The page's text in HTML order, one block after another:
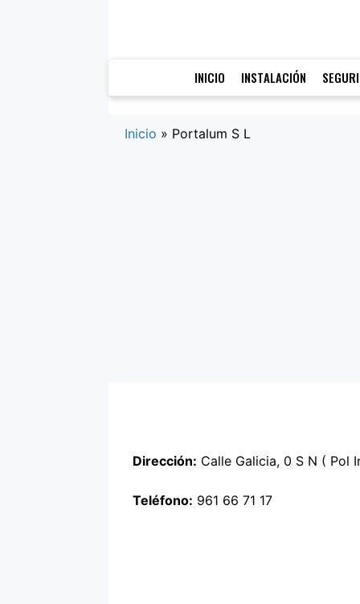
INICIO INSTALACIÓN
Inicio » Portalum S L
Dirección: Calle Galicia, 0 S N ( Pol
Teléfono: 961 66 71 17